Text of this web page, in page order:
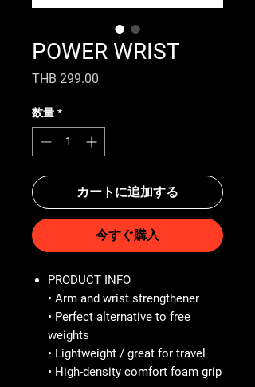
POWER WRIST
THB 299.00
数量 *
カートに追加する
今すぐ購入
PRODUCT INFO
• Arm and wrist strengthener
• Perfect alternative to free
weights
• Lightweight / great for travel
• High-density comfort foam grip